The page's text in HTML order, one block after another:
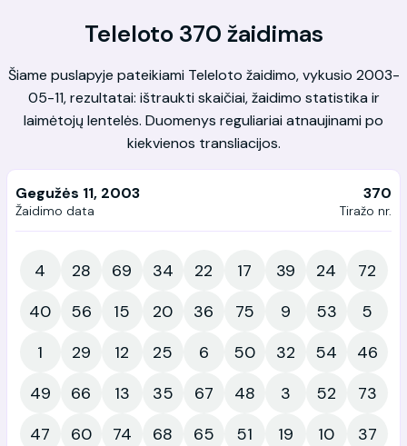
Teleloto 370 žaidimas
Šiame puslapyje pateikiami Teleloto žaidimo, vykusio 2003-
05-11, rezultatai: ištraukti skaičiai, žaidimo statistika ir
laimėtojų lentelės. Duomenys reguliariai atnaujinami po
kiekvienos transliacijos.
Gegužės 11, 2003
Žaidimo data
370
Tiražo nr.
4 28 69 34 22 17 39 24
72
40
56 15 20 36 75 9 53
5
1
29 12 25 6 50 32 54
46
49
66 13 35 67 48 3 52
73
47
60 74 68 65 51 19 10
37